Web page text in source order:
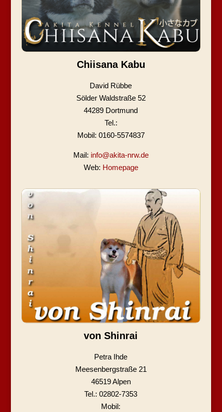
Chiisana Kabu
David Rübbe
Sölder Waldstraße 52
44289 Dortmund
Tel.:
Mobil: 0160-5574837
Mail: info@akita-nrw.de
Web: Homepage
von Shinrai
Petra Ihde
Meesenbergstraße 21
46519 Alpen
Tel.: 02802-7353
Mobil: